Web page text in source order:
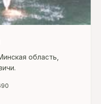
область,